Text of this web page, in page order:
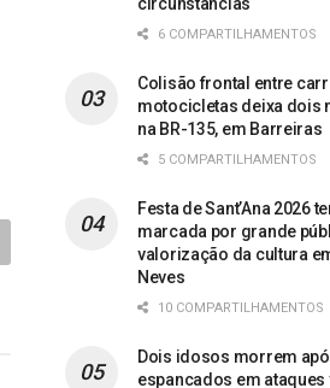
6 COMPARTILHAMENTOS
Colisão frontal entre
motocicletas deixa dois
na BR-135, em Barreiras
5 COMPARTILHAMENTOS
Festa de Sant’Ana 2026
marcada por grande
valorização da cultura
Neves
10 COMPARTILHAMENTOS
Dois idosos morrem
espancados em